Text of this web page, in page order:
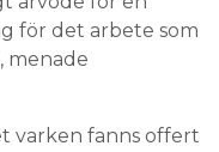
för det arbete som
menade
varken fanns offert